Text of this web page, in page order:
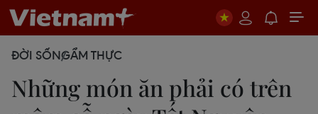
ĐỜI SỐNGẨM THỰC
Những món ăn phải có trên